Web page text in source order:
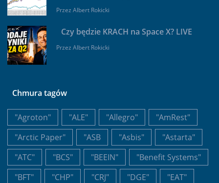
Przez Albert Rokicki
Czy będzie KRACH na Space X? LIVE
Przez Albert Rokicki
Chmura tagów
"Agroton" "ALE" "Allegro"
"AmRest"
"Arctic Paper"
"ASB "Asbis"
"Astarta"
"ATC"
"BCS" "BEEIN"
"Benefit Systems"
"BFT"
"CHP" "CRJ" "DGE"
"EAT"